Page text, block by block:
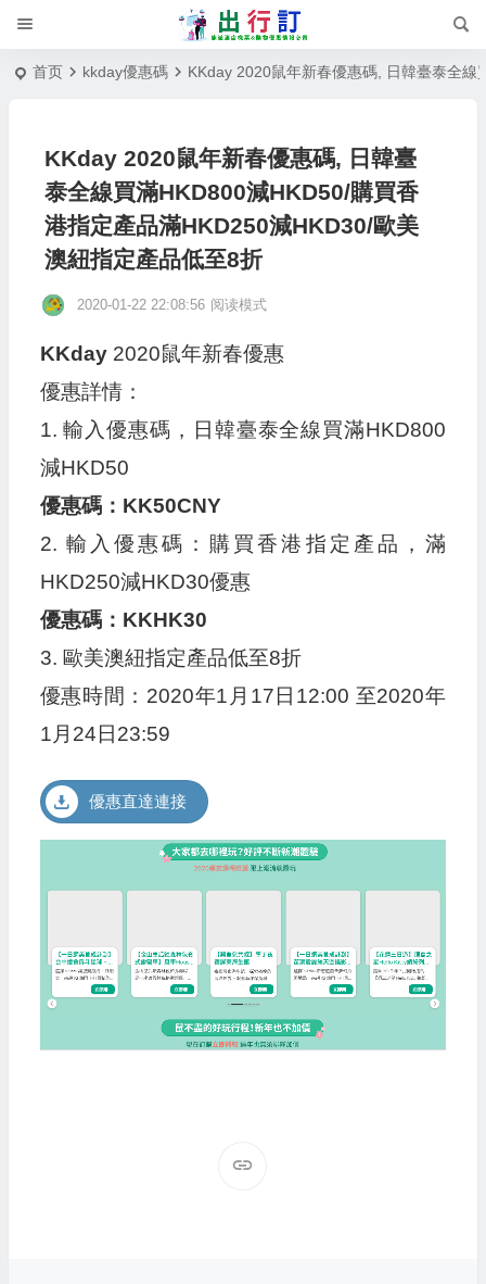
首页 kkday優惠碼 KKday 2020鼠年新春優惠碼, 日韓臺泰全
KKday 2020鼠年新春優惠碼, 日韓臺
泰全線買滿HKD800減HKD50/購買香
港指定產品滿HKD250減HKD30/歐美
澳紐指定產品低至8折
2020-01-22 22:08:56 阅读模式
KKday2020鼠年新春優惠
優惠詳情：
1. 輸入優惠碼，日韓臺泰全線買滿HKD800
減HKD50
優惠碼：KK50CNY
2. 輸入優惠碼：購買香港指定產品，滿
HKD250減HKD30優惠
優惠碼：KKHK30
3. 歐美澳紐指定產品低至8折
優惠時間：2020年1月17日12:00 至2020年
1月24日23:59
優惠直達連接